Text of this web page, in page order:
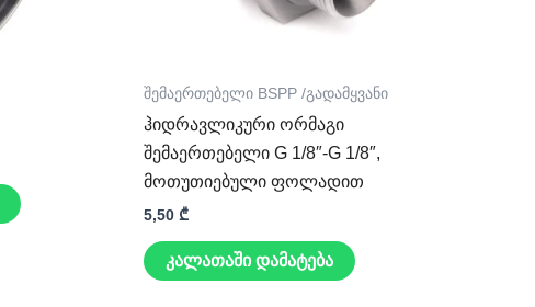
შემაერთებელი BSPP /გადამყვანი
ჰიდრავლიკური ორმაგი
შემაერთებელი G 1/8″-G 1/8″,
მოთუთიებული ფოლადით
5,50 ₾
კალათაში დამატება